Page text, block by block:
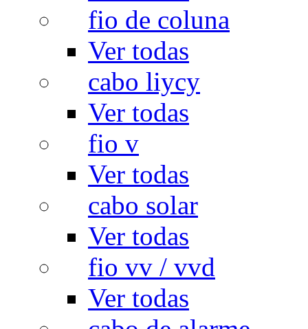
fio de coluna
Ver todas
cabo liycy
Ver todas
fio v
Ver todas
cabo solar
Ver todas
fio vv / vvd
Ver todas